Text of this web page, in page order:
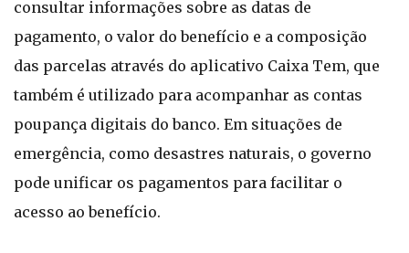
consultar informações sobre as datas de
pagamento, o valor do benefício e a composição
das parcelas através do aplicativo Caixa Tem, que
também é utilizado para acompanhar as contas
poupança digitais do banco. Em situações de
emergência, como desastres naturais, o governo
pode unificar os pagamentos para facilitar o
acesso ao benefício.